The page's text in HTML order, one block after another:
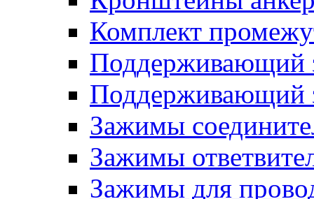
Комплект
Зажимы
Зажимы
Зажимы для